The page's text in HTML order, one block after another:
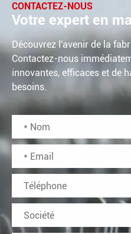
CONTACTEZ-NOUS
Votre expert en
Découvrez l'avenir de la
Contactez-nous
innovantes, efficaces et de
besoins.